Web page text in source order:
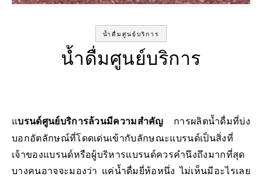
น้ำดื่มศูนย์บริการ
น้ำดื่มศูนย์บริการ
แบรนด์ศูนย์บริการล้วนมีความสำคัญ การผลิตน้ำดื่มที่บ่ง
บอกอัตลักษณ์ที่โดดเด่นเข้ากับลักษณะแบรนด์เป็นสิ่งที่
เจ้าของแบรนด์หรือผู้บริหารแบรนด์ควรคำนึงถึงมากที่สุด
บางคนอาจจะมองว่า แค่น้ำดื่มยี่ห้อหนึ่ง ไม่เห็นมีอะไรเลย